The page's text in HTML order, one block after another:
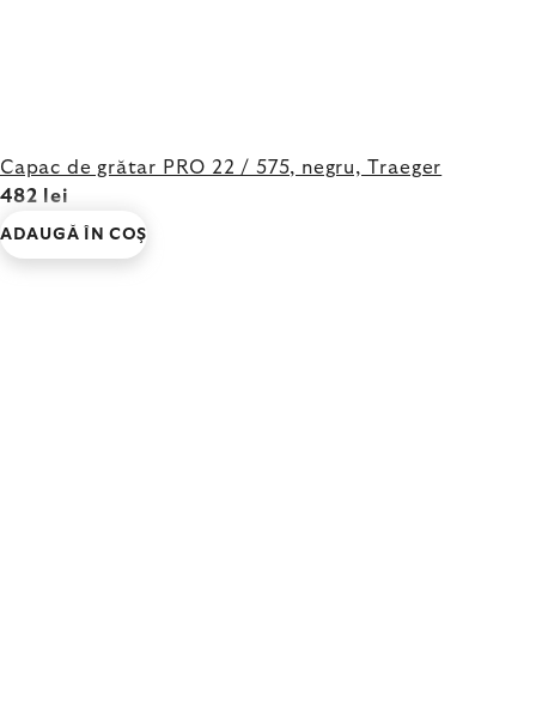
Capac de grătar PRO 22 / 575, negru, Traeger
482 lei
ADAUGĂ ÎN COŞ